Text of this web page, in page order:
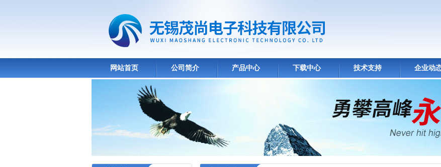
网站首页 公司简介 产品中心 下载中心 技术支持 企业动